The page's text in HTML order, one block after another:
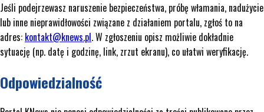
Jeśli podejrzewasz naruszenie bezpieczeństwa, próbę włamania, nadużycie
lub inne nieprawidłowości związane z działaniem portalu, zgłoś to na
adres: kontakt@knews.pl. W zgłoszeniu opisz możliwie dokładnie
sytuację (np. datę i godzinę, link, zrzut ekranu), co ułatwi weryfikację.
Odpowiedzialność